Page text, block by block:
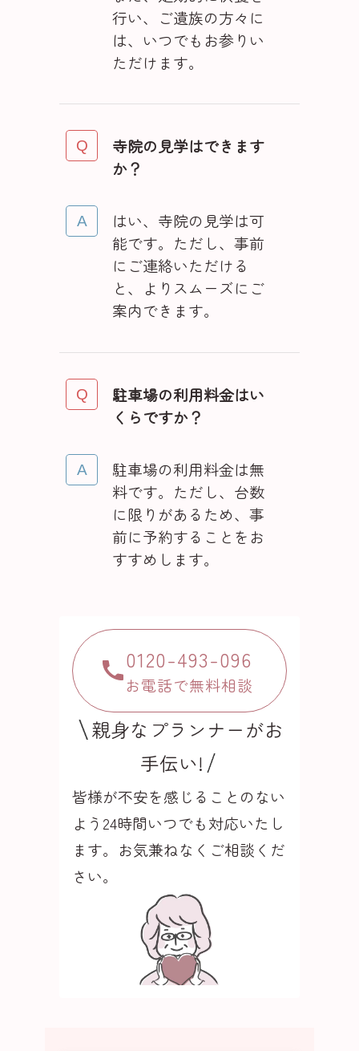
行い、ご遺族の方々に
は、いつでもお参りい
ただけます。
寺院の見学はできます
か？
はい、寺院の見学は可
能です。ただし、事前
にご連絡いただける
と、よりスムーズにご
案内できます。
駐車場の利用料金はい
くらですか？
駐車場の利用料金は無
料です。ただし、台数
に限りがあるため、事
前に予約することをお
すすめします。
親身なプランナーがお
手伝い!
皆様が不安を感じることのない
よう24時間いつでも対応いたし
ます。お気兼ねなくご相談くだ
さい。
0120-493-096
お電話で無料相談